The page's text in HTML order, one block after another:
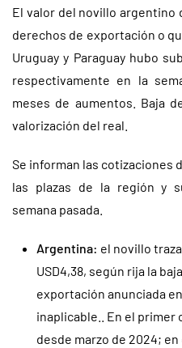
El valor del novillo argentino
derechos de exportación o
Uruguay y Paraguay hubo
respectivamente en la
meses de aumentos. Baja
valorización del real.
Se informan las cotizaciones
las plazas de la región y
semana pasada.
Argentina: el novillo
USD4,38, según rija la
exportación anunciada
inaplicable.. En el primer
desde marzo de 2024;